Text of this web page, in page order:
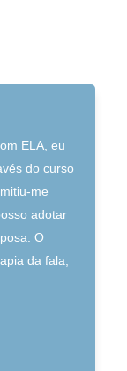
ELA, eu
do curso
me
adotar
O
da fala,